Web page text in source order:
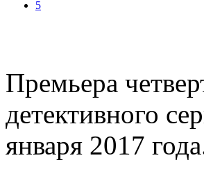
5
Премьера
детективного
января 2017